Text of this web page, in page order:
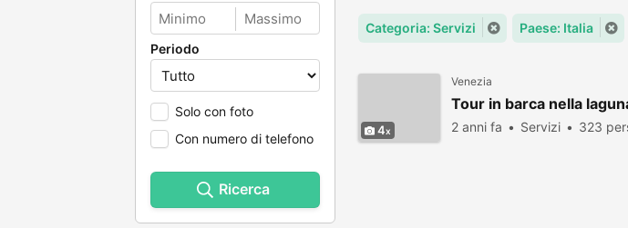
Periodo
Solo con foto
Con numero di telefono
Ricerca
Categoria: Servizi Paese: Italia
4
Venezia
Tour in barca nella
2 anni fa Servizi 323